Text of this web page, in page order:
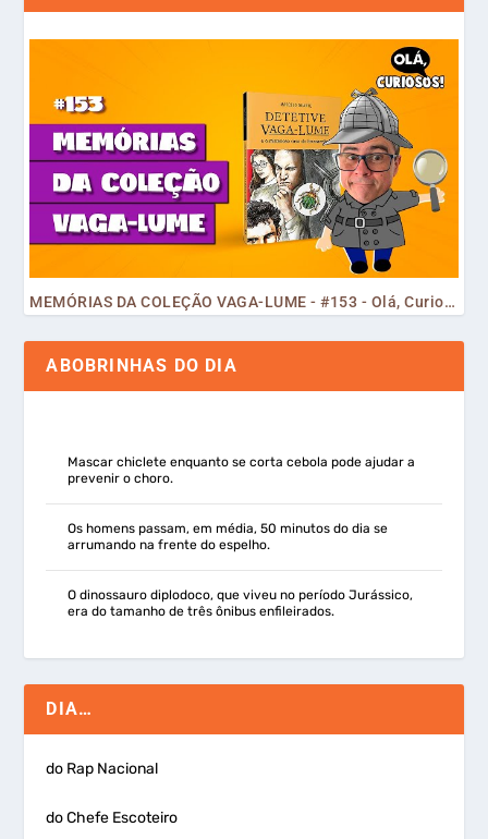
MEMÓRIAS DA COLEÇÃO VAGA-LUME - #153 - Olá, Curiosos! 2023
ABOBRINHAS DO DIA
Mascar chiclete enquanto se corta cebola pode ajudar a
prevenir o choro.
Os homens passam, em média, 50 minutos do dia se
arrumando na frente do espelho.
O dinossauro diplodoco, que viveu no período Jurássico,
era do tamanho de três ônibus enfileirados.
DIA…
do Rap Nacional
do Chefe Escoteiro